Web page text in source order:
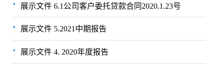
展示文件 6.1公司客户委托贷款合同2020.1.23号
展示文件 5.2021中期报告
展示文件 4. 2020年度报告